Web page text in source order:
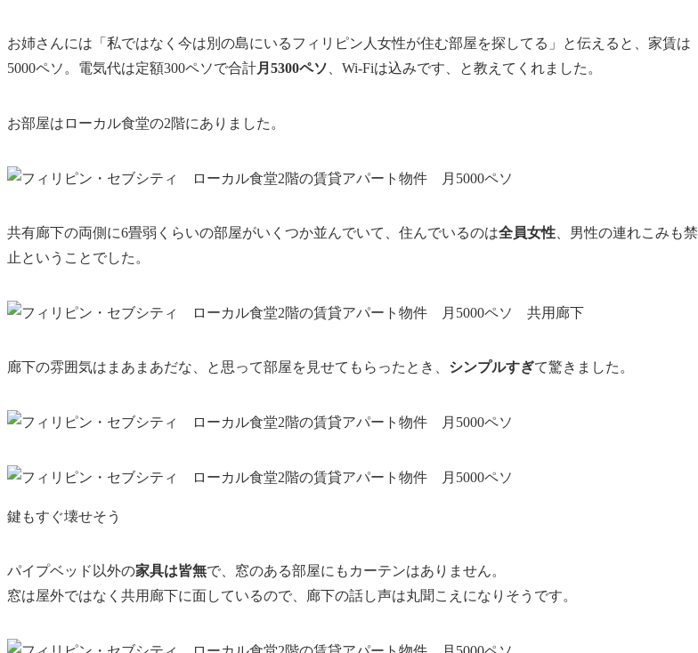
お姉さんには「私ではなく今は別の島にいるフィリピン人女性が住む部屋を探してる」と伝えると、 家賃は
5000ペソ。電気代は定額300ペソで合計月5300ペソ、Wi-Fiは込みです、と教えてくれました。
お部屋はローカル食堂の2階にありました。
共有廊下の両側に6畳弱くらいの部屋がいくつか並んでいて、住んでいるのは全員女性
男性の連れこみも禁
止 ということでした。
廊下の雰囲気はまあまあだな、と思って部屋を見せてもらったとき、 シンプルすぎて驚きました。
鍵もすぐ壊せそう
パイプベッド以外の家具は皆無で、窓のある部屋にもカーテンはありません。
窓は屋外ではなく共用廊下に面しているので、廊下の話し声は丸聞こえになりそうです。